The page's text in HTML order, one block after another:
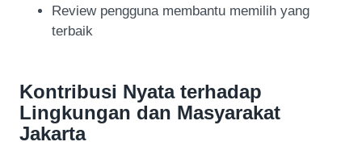
Review pengguna membantu memilih yang
terbaik
Kontribusi Nyata terhadap
Lingkungan dan Masyarakat
Jakarta